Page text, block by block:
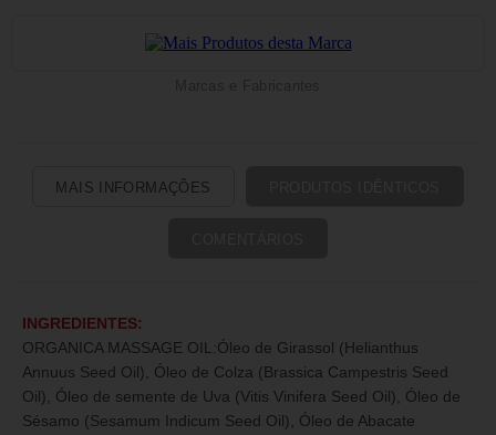
MAIS INFORMAÇÕES
INGREDIENTES:
ORGANICA MASSAGE OIL:Óleo de Girassol (Helianthus
Annuus Seed Oil), Óleo de Colza (Brassica Campestris Seed
Oil), Óleo de semente de Uva (Vitis Vinifera Seed Oil), Óleo de
Sésamo (Sesamum Indicum Seed Oil), Óleo de Abacate